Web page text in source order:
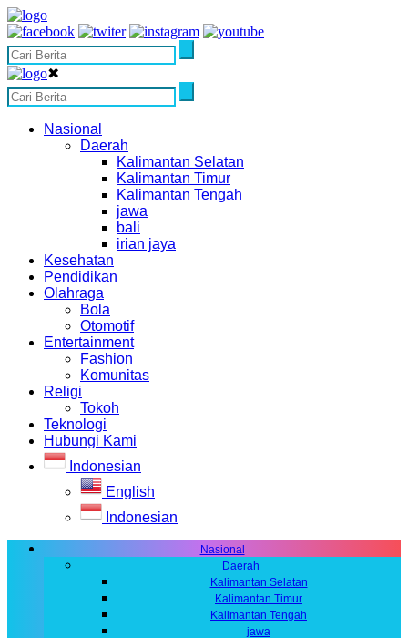
✖
Nasional
Daerah
Kalimantan Selatan
Kalimantan Timur
Kalimantan Tengah
jawa
bali
irian jaya
Kesehatan
Pendidikan
Olahraga
Bola
Otomotif
Entertainment
Fashion
Komunitas
Religi
Tokoh
Teknologi
Hubungi Kami
Indonesian
English
Indonesian
Nasional
Daerah
Kalimantan Selatan
Kalimantan Timur
Kalimantan Tengah
jawa